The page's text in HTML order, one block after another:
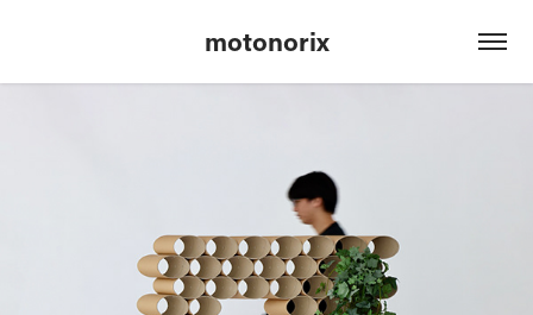
motonorix